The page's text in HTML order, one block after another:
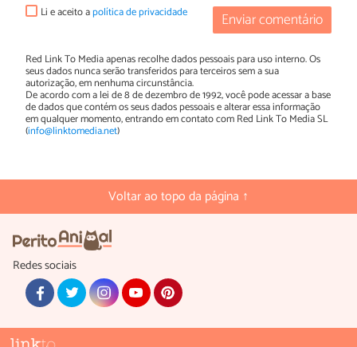
Enviar comentário
Li e aceito apolítica de privacidade
Red Link To Media apenas recolhe dados pessoais para uso interno. Os
seus dados nunca serão transferidos para terceiros sem a sua
autorização, em nenhuma circunstância.
De acordo com a lei de 8 de dezembro de 1992, você pode acessar a base
de dados que contém os seus dados pessoais e alterar essa informação
em qualquer momento, entrando em contato com Red Link To Media SL
(info@linktomedia.net)
Voltar ao topo da página ↑
Redes sociais